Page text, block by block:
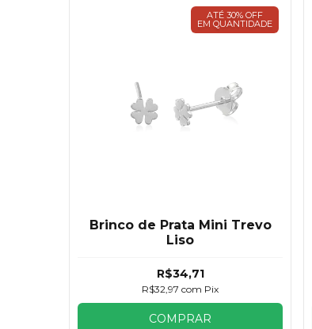
ATÉ 30% OFF
EM QUANTIDADE
Brinco de Prata Mini Trevo
Liso
R$34,71
R$32,97com Pix
COMPRAR